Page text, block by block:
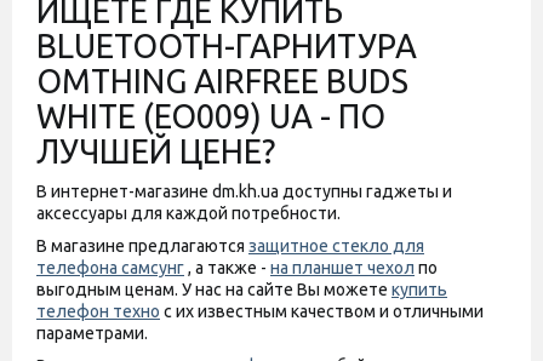
ИЩЕТЕ ГДЕ КУПИТЬ
BLUETOOTH-ГАРНИТУРА
OMTHING AIRFREE BUDS
WHITE (EO009) UA - ПО
ЛУЧШЕЙ ЦЕНЕ?
В интернет-магазине dm.kh.ua доступны гаджеты и
аксессуары для каждой потребности.
В магазине предлагаются защитное стекло для
телефона самсунг, а также - на планшет чехол по
выгодным ценам. У нас на сайте Вы можете купить
телефон техно с их известным качеством и отличными
параметрами.